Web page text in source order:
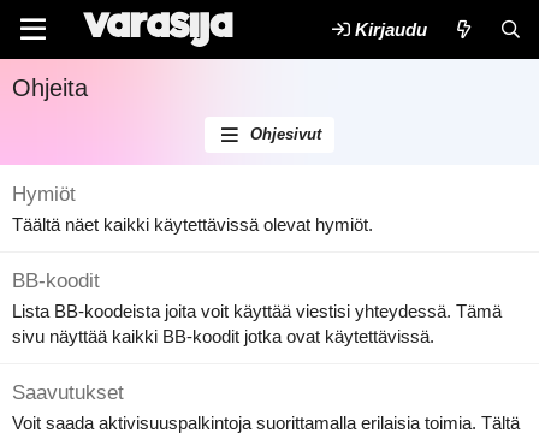
Kirjaudu
Ohjeita
Ohjesivut
Hymiöt
Täältä näet kaikki käytettävissä olevat hymiöt.
BB-koodit
Lista BB-koodeista joita voit käyttää viestisi yhteydessä. Tämä
sivu näyttää kaikki BB-koodit jotka ovat käytettävissä.
Saavutukset
Voit saada aktivisuuspalkintoja suorittamalla erilaisia toimia. Tältä